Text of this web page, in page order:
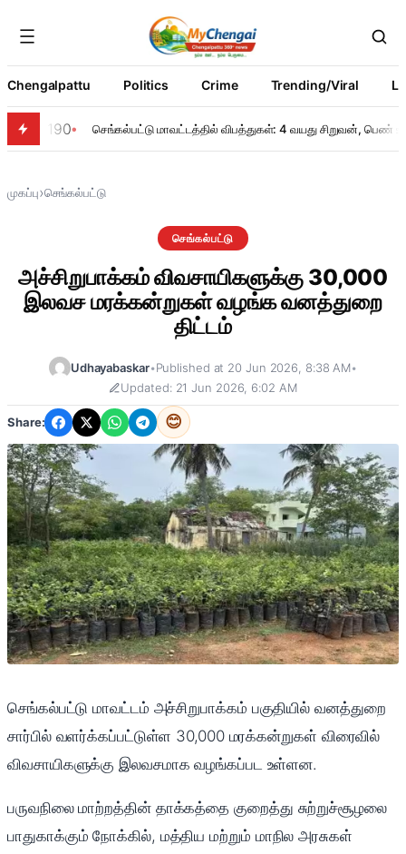
Chengalpattu Politics Crime Trending/Viral
190 செங்கல்பட்டு மாவட்டத்தில் விபத்துகள்: 4 வயது சிறுவன், பெண்
முகப்பு›செங்கல்பட்டு
செங்கல்பட்டு
அச்சிறுபாக்கம் விவசாயிகளுக்கு 30,000
இலவச மரக்கன்றுகள் வழங்க வனத்துறை
திட்டம்
Udhayabaskar•Published at 20 Jun 2026, 8:38 AM•
Updated: 21 Jun 2026, 6:02 AM
Share: 😊
செங்கல்பட்டு மாவட்டம் அச்சிறுபாக்கம் பகுதியில் வனத்துறை
சார்பில் வளர்க்கப்பட்டுள்ள 30,000 மரக்கன்றுகள் விரைவில்
விவசாயிகளுக்கு இலவசமாக வழங்கப்பட உள்ளன.
பருவநிலை மாற்றத்தின் தாக்கத்தை குறைத்து சுற்றுச்சூழலை
பாதுகாக்கும் நோக்கில், மத்திய மற்றும் மாநில அரசுகள்